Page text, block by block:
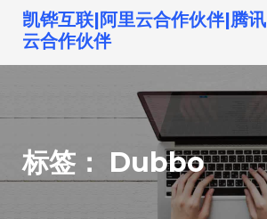
到
凯铧互联|阿里云合作伙伴|腾讯
云合作伙伴
标签： Dubbo